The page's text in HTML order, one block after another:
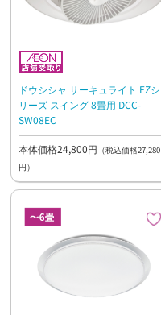
ドウシシャ サーキュライト EZシ
リーズ スイング 8畳用 DCC-
SW08EC
本体価格24,800円 （税込価格27,280
円）